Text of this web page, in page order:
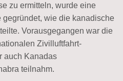
zu ermitteln, wurde eine
wie die kanadische
Vorausgegangen war die
Zivil­luftfahrt-
auch Kanadas
teilnahm.